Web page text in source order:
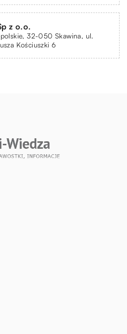
z o.o.
32-050 Skawina, ul.
Kościuszki 6